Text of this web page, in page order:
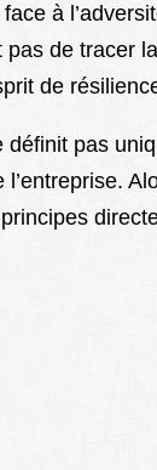
à
de tracer
de
pas